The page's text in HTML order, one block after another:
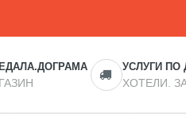
УСЛУГИ ПО
ХОТЕЛИ.